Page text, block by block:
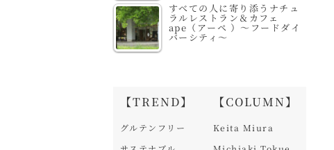
すべての人に寄り添うナチュ
ラルレストラン＆カフェ
ape（アーペ ）～フードダイ
バーシティ～
【TREND】
グルテンフリー
【COLUMN】
Keita Miura